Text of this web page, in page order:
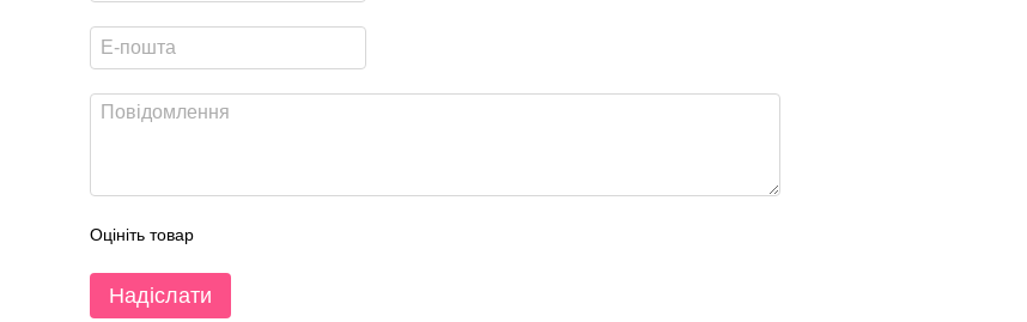
Оцініть товар
Надіслати